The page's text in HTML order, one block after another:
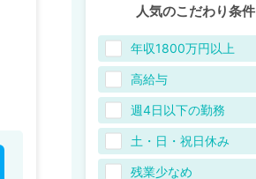
人気のこだわり条件
年収1800万円以上
高給与
週4日以下の勤務
土・日・祝日休み
残業少なめ